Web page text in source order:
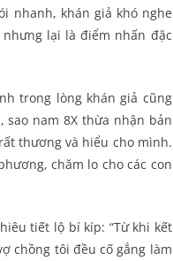
nhanh, khán giả khó nghe
lại là điểm nhấn đặc
trong lòng khán giả cũng
nam 8X thừa nhận bản
thương và hiểu cho mình.
chăm lo cho các con
tiết lộ bí kíp: “Từ khi kết
chồng tôi đều cố gắng làm